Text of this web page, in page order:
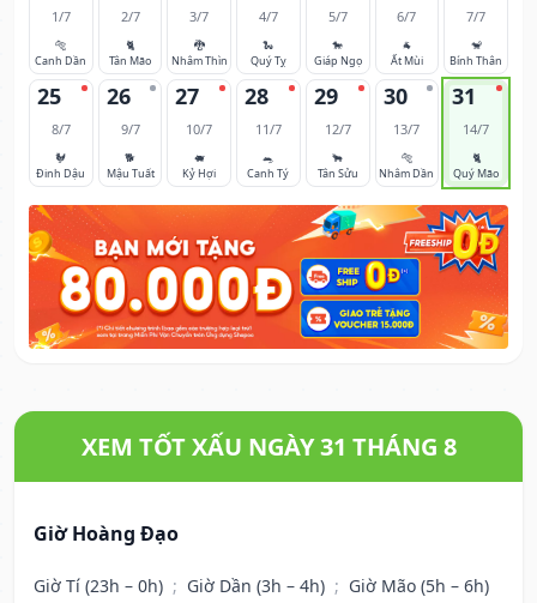
1/7
🐅
Canh Dần
2/7
🐈
Tân Mão
3/7
🐉
Nhâm Thìn
4/7
🐍
Quý Tỵ
5/7
🐎
Giáp Ngọ
6/7
🐐
Ất Mùi
7/7
🐒
Bính Thân
25
8/7
🐓
Đinh Dậu
26
9/7
🐕
Mậu Tuất
27
10/7
🐖
Kỷ Hợi
28
11/7
🐀
Canh Tý
29
12/7
🐂
Tân Sửu
30
13/7
🐅
Nhâm Dần
31
14/7
🐈
Quý Mão
XEM TỐT XẤU NGÀY 31 THÁNG 8
Giờ Hoàng Đạo
Giờ Tí (23h – 0h) ; Giờ Dần (3h – 4h) ; Giờ Mão (5h – 6h)